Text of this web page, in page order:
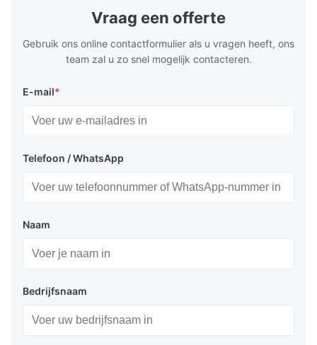
layout, it integrates turning, drilling and
boring for multi-process machining. Ideal
Vraag een offerte
Gebruik ons online contactformulier als u vragen heeft, ons
team zal u zo snel mogelijk contacteren.
E-mail*
Telefoon / WhatsApp
Naam
Bedrijfsnaam